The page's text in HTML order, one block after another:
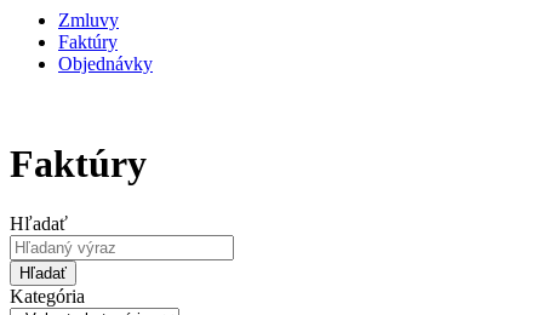
Zmluvy
Faktúry
Objednávky
Faktúry
Hľadať
Hľadať
Kategória